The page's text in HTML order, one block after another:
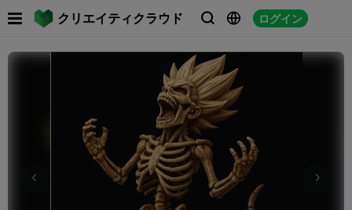
クリエイティクラウド   ログイン
 